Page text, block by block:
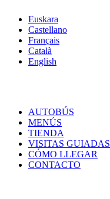
Euskara
Castellano
Français
Català
English
AUTOBÚS
MENÚS
TIENDA
VISITAS GUIADAS
CÓMO LLEGAR
CONTACTO